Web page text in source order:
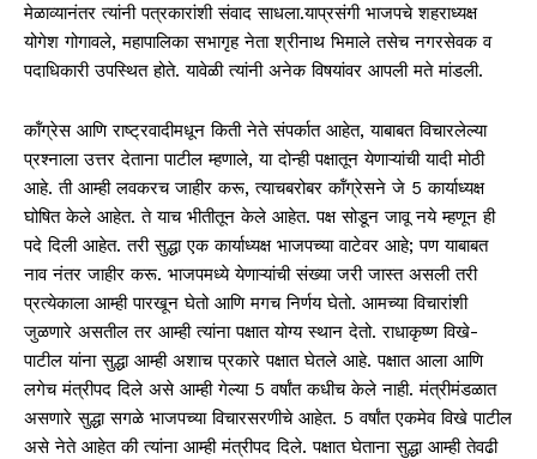
मेळाव्यानंतर त्यांनी पत्रकारांशी संवाद साधला.याप्रसंगी भाजपचे शहराध्यक्ष
योगेश गोगावले, महापालिका सभागृह नेता श्रीनाथ भिमाले तसेच नगरसेवक व
पदाधिकारी उपस्थित होते. यावेळी त्यांनी अनेक विषयांवर आपली मते मांडली.
कॉंग्रेस आणि राष्ट्रवादीमधून किती नेते संपर्कात आहेत, याबाबत विचारलेल्या
प्रश्‍नाला उत्तर देताना पाटील म्हणाले, या दोन्ही पक्षातून येणाऱ्यांची यादी मोठी
आहे. ती आम्ही लवकरच जाहीर करू, त्याचबरोबर कॉंग्रेसने जे 5 कार्याध्यक्ष
घोषित केले आहेत. ते याच भीतीतून केले आहेत. पक्ष सोडून जावू नये म्हणून ही
पदे दिली आहेत. तरी सुद्धा एक कार्याध्यक्ष भाजपच्या वाटेवर आहे; पण याबाबत
नाव नंतर जाहीर करू. भाजपमध्ये येणाऱ्यांची संख्या जरी जास्त असली तरी
प्रत्येकाला आम्ही पारखून घेतो आणि मगच निर्णय घेतो. आमच्या विचारांशी
जुळणारे असतील तर आम्ही त्यांना पक्षात योग्य स्थान देतो. राधाकृष्ण विखे-
पाटील यांना सुद्धा आम्ही अशाच प्रकारे पक्षात घेतले आहे. पक्षात आला आणि
लगेच मंत्रीपद दिले असे आम्ही गेल्या 5 वर्षांत कधीच केले नाही. मंत्रीमंडळात
असणारे सुद्धा सगळे भाजपच्या विचारसरणीचे आहेत. 5 वर्षांत एकमेव विखे पाटील
असे नेते आहेत की त्यांना आम्ही मंत्रीपद दिले. पक्षात घेताना सुद्धा आम्ही तेवढी